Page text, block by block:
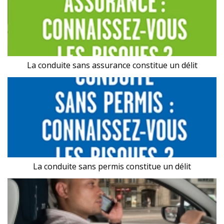
La conduite sans assurance constitue un délit
La conduite sans permis constitue un délit